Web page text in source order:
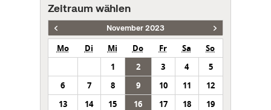
Zeitraum wählen
November 2023
Mo Di Mi Do Fr Sa
So
1
2 3 4
5
6
7 8 9 10 11
12
13
14 15 16 17 18
19